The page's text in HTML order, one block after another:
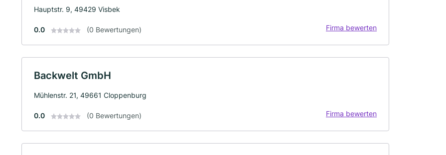
Hauptstr. 9, 49429 Visbek
0.0 (0 Bewertungen) Firma bewerten
Backwelt GmbH
Mühlenstr. 21, 49661 Cloppenburg
0.0 (0 Bewertungen) Firma bewerten